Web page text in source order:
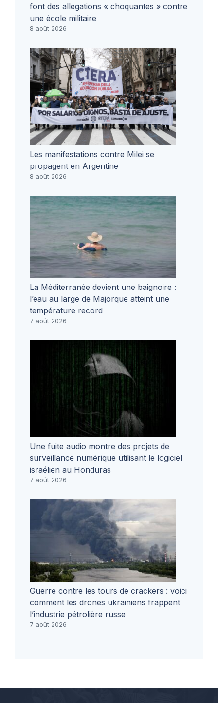
font des allégations « choquantes » contre
une école militaire
8 août 2026
Les manifestations contre Milei se
propagent en Argentine
8 août 2026
La Méditerranée devient une baignoire :
l’eau au large de Majorque atteint une
température record
7 août 2026
Une fuite audio montre des projets de
surveillance numérique utilisant le logiciel
israélien au Honduras
7 août 2026
Guerre contre les tours de crackers : voici
comment les drones ukrainiens frappent
l’industrie pétrolière russe
7 août 2026